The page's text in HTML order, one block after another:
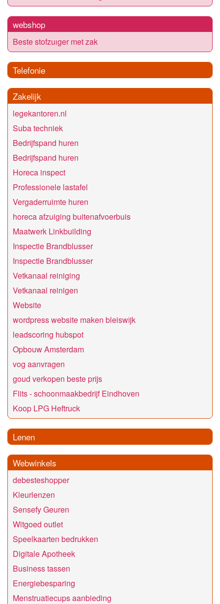
webshop
Beste stofzuıger met zak
Telefonie
Zakelijk
legekantoren.nl
Suba techniek
Bedrijfspand huren
Bedrijfspand huren
Horeca inspect
Professionele lastafel
Vergaderruimte huren
horeca afzuiging buitenafvoerbuis
Maatwerk Linkbuilding
Inspectie Brandblusser
Inspectie Brandblusser
Vetkanaal reiniging
Vetkanaal reinigen
Website
wordpress website maken bleiswijk
leadscoring hubspot
Opbouw Amsterdam
vog aanvragen
goud verkopen beste prijs
Flits - schoonmaakbedrijf Eindhoven
Koop LPG Heftruck
Lenen
Webwinkels
debesteshopper
Kleurlenzen
Sensefy Geuren
Witgoed outlet
Speelkaarten bedrukken
Digitale Apotheek
Business tassen
Energiebesparing
Menstruatiecups aanbieding